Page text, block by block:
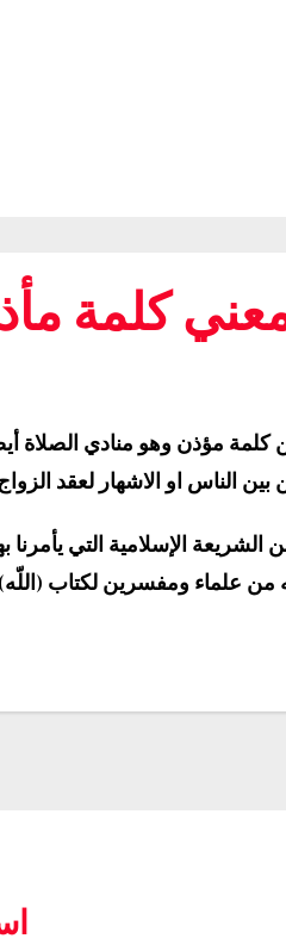
كلمة
كلمة مؤذن وهو منادي الصلاة
بين الناس او الاشهار لعقد
الإسلامية التي يأمرنا
من علماء ومفسرين لكتاب